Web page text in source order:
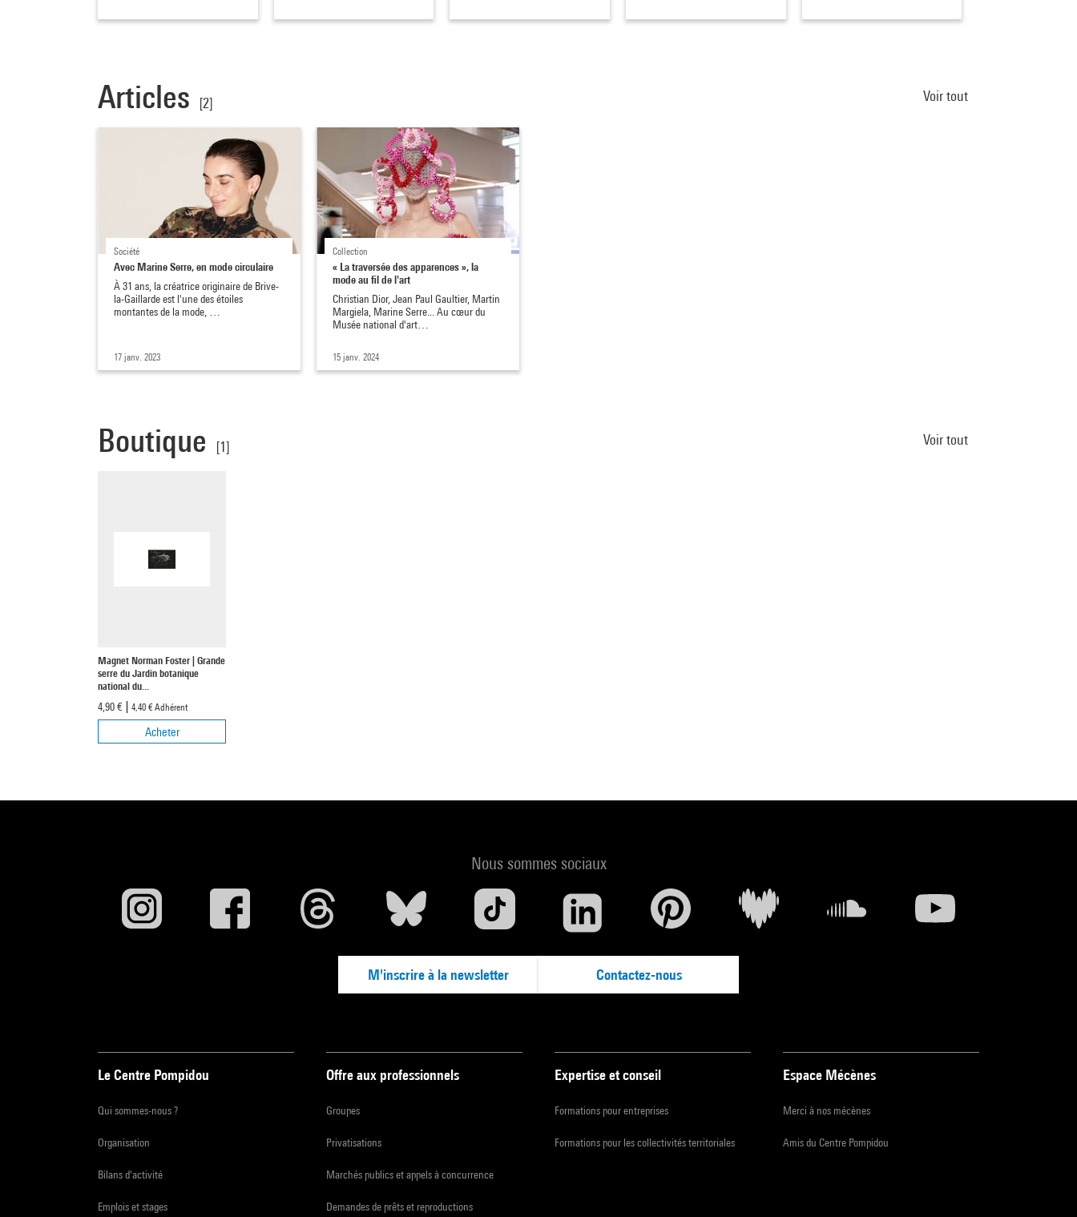
Articles [2] Voir tout
Société
Avec Marine Serre, en mode circulaire
À 31 ans, la créatrice originaire de Brive-
la-Gaillarde est l'une des étoiles
montantes de la mode, …
17 janv. 2023
Collection
« La traversée des apparences », la
mode au fil de l'art
Christian Dior, Jean Paul Gaultier, Martin
Margiela, Marine Serre... Au cœur du
Musée national d'art…
15 janv. 2024
Boutique [1] Voir tout
Magnet Norman Foster | Grande
serre du Jardin botanique
national du...
4,90 €
4,40 €Adhérent
Acheter
Nous sommes sociaux
M'inscrire à la newsletter Contactez-nous
Le Centre Pompidou
Qui sommes-nous ?
Organisation
Bilans d'activité
Emplois et stages
Offre aux professionnels
Groupes
Privatisations
Marchés publics et appels à concurrence
Demandes de prêts et reproductions
Expertise et conseil
Formations pour entreprises
Formations pour les collectivités territoriales
Espace Mécènes
Merci à nos mécènes
Amis du Centre Pompidou